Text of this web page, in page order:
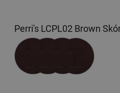
Perri's LCPL02 Brown